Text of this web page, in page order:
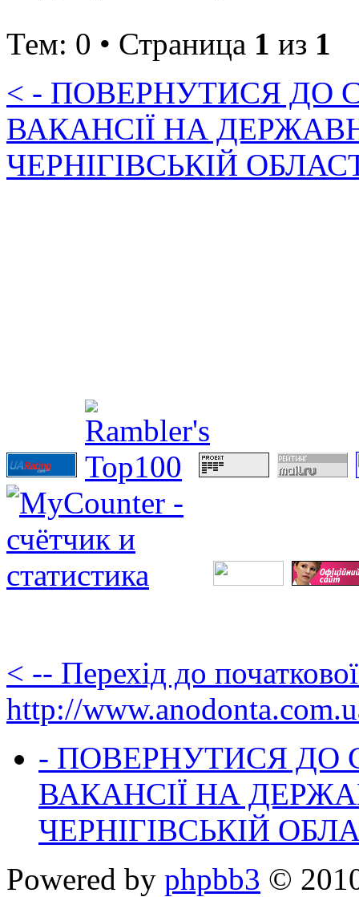
Тем: 0 • Страница 1 из 1
< - ПОВЕРНУТИСЯ ДО
ВАКАНСІЇ НА
ЧЕРНІГІВСЬКІЙ
< -- Перехід до
http://
- ПОВЕРНУТИСЯ ДО
ВАКАНСІЇ НА
ЧЕРНІГІВСЬКІЙ
Powered by phpbb3 ©